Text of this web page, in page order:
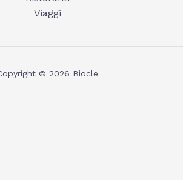
Viaggi
© 2026 Biocle